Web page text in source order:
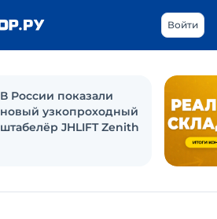
Войти
В России показали
новый узкопроходный
штабелёр JHLIFT Zenith